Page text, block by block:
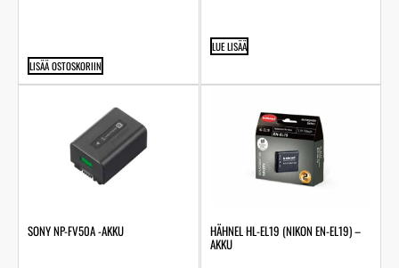
LISÄÄ OSTOSKORIIN
LUE LISÄÄ
SONY NP-FV50A -AKKU HÄHNEL HL-EL19 (NIKON EN-EL19) –
AKKU